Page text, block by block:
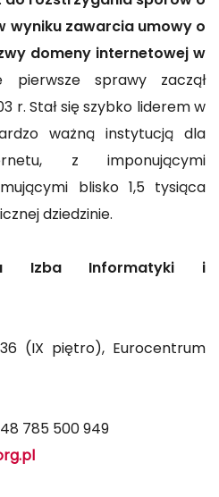
wyniku zawarcia umowy o
domeny internetowej w
pierwsze sprawy zaczął
r. Stał się szybko liderem w
ważną instytucją dla
z imponującymi
blisko 1,5 tysiąca
dziedzinie.
Izba Informatyki i
(IX piętro), Eurocentrum
785 500 949